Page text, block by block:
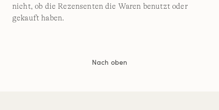
nicht, ob die Rezensenten die Waren benutzt oder
gekauft haben.
Nach oben